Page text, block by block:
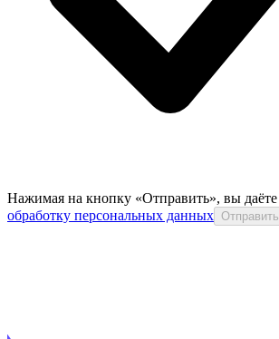
Нажимая на кнопку «Отправить», вы даёте
обработку персональных данных Отправить